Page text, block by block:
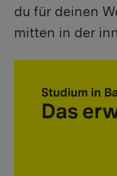
du für deinen
mitten in der